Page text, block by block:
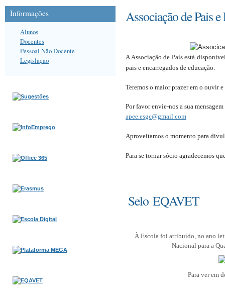
Associação de Pais
A Associação de Pais está
pais e encarregados de educação.
Teremos o maior prazer em o ouvir e
Por favor envie-nos a sua
apee.esgc@gmail.com
Aproveitamos o momento para
Para se tornar sócio agradecemos
Selo EQAVET
À Escola foi atribuído, no ano
Nacional para a
Para ver em
Informações
Alunos
Docentes
Pessoal Não Docente
Legislação